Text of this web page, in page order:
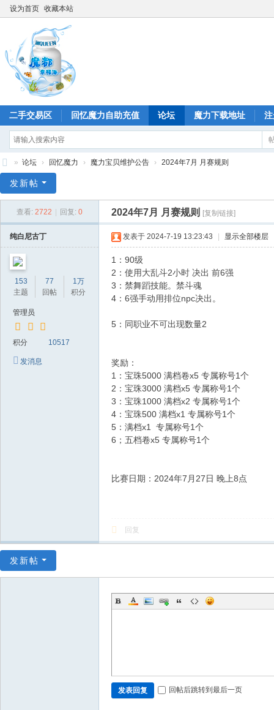
设为首页 收藏本站
二手交易区 回忆魔力自助充值 论坛 魔力下载地址
忆
» 论坛 › 回忆魔力 › 魔力宝贝维护公告 › 2024年7月 月赛规则
发新帖
查看: 2722 回复: 0 2024年7月 月赛规则 [复制链接]
纯白尼古丁
153
主题
77
回帖
1万
积分
管理员
积分 10517
发消息
发表于 2024-7-19 13:23:43 显示全部楼层
1：90级
2：使用大乱斗2小时 决出 前6强
3：禁舞蹈技能。禁斗魂
4：6强手动用排位npc决出。
5：同职业不可出现数量2
奖励：
1：宝珠5000 满档卷x5 专属称号1个
2：宝珠3000 满档x5 专属称号1个
3：宝珠1000 满档x2 专属称号1个
4：宝珠500 满档x1 专属称号1个
5：满档x1 专属称号1个
6；五档卷x5 专属称号1个
比赛日期：2024年7月27日 晚上8点
回复
发新帖
发表回复 回帖后跳转到最后一页